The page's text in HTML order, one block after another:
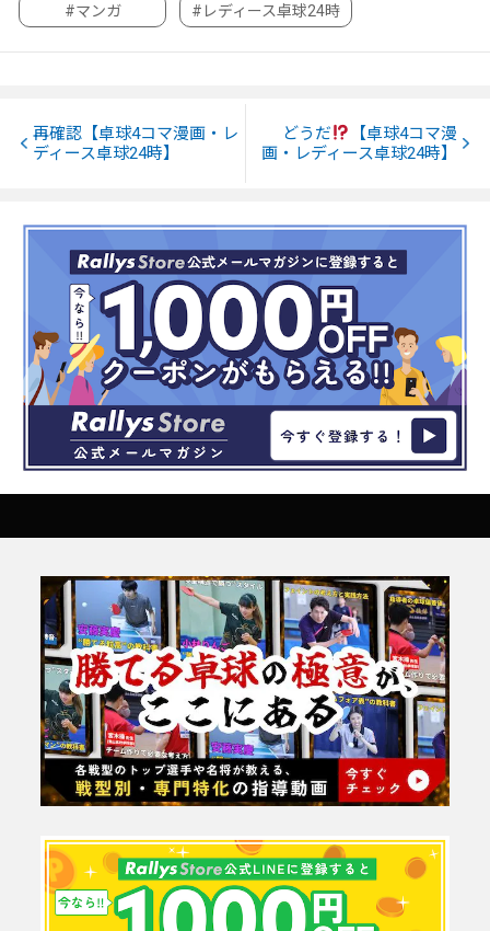
#マンガ #レディース卓球24時
再確認【卓球4コマ漫画・レ
ディース卓球24時】
どうだ
【卓球4コマ漫
画・レディース卓球24時】